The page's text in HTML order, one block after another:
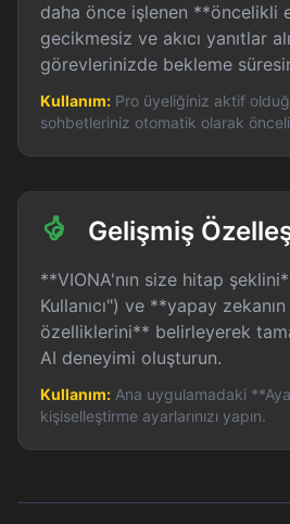
daha önce işlenen **öncelikli
gecikmesiz ve akıcı yanıtlar
görevlerinizde bekleme
Kullanım: Pro üyeliğiniz aktif
sohbetleriniz otomatik olarak
Gelişmiş
**VIONA'nın size hitap
Kullanıcı") ve **yapay
özelliklerini** belirleyerek
AI deneyimi oluşturun.
Kullanım: Ana uygulamadaki
kişiselleştirme ayarlarınızı yapın.